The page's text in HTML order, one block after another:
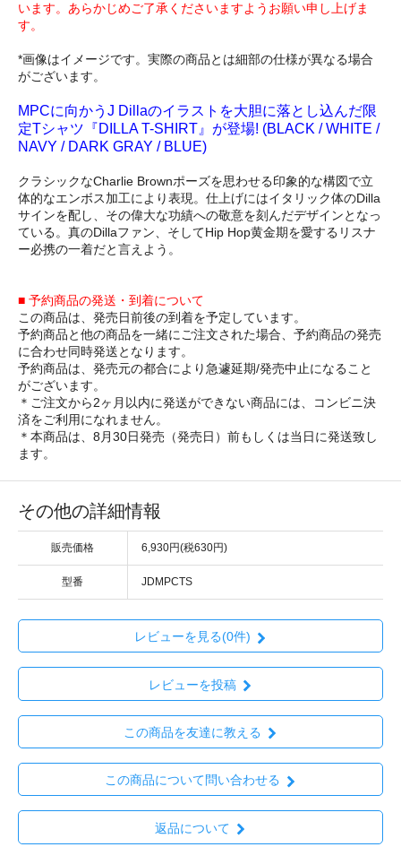
います。あらかじめご了承くださいますようお願い申し上げま
す。
*画像はイメージです。実際の商品とは細部の仕様が異なる場合
がございます。
MPCに向かうJ Dillaのイラストを大胆に落とし込んだ限
定Tシャツ『DILLA T-SHIRT』が登場! (BLACK / WHITE /
NAVY / DARK GRAY / BLUE)
クラシックなCharlie Brownポーズを思わせる印象的な構図で立
体的なエンボス加工により表現。仕上げにはイタリック体のDilla
サインを配し、その偉大な功績への敬意を刻んだデザインとなっ
ている。真のDillaファン、そしてHip Hop黄金期を愛するリスナ
ー必携の一着だと言えよう。
■ 予約商品の発送・到着について
この商品は、発売日前後の到着を予定しています。
予約商品と他の商品を一緒にご注文された場合、予約商品の発売
に合わせ同時発送となります。
予約商品は、発売元の都合により急遽延期/発売中止になること
がございます。
＊ご注文から2ヶ月以内に発送ができない商品には、コンビニ決
済をご利用になれません。
＊本商品は、8月30日発売（発売日）前もしくは当日に発送致し
ます。
その他の詳細情報
販売価格 6,930円(税630円)
型番 JDMPCTS
レビューを見る(0件)
レビューを投稿
この商品を友達に教える
この商品について問い合わせる
返品について